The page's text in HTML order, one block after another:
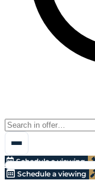
Schedule a viewing
Schedule a viewing